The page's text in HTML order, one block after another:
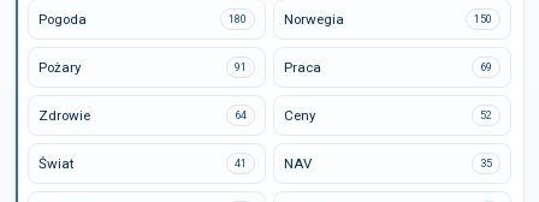
Pogoda 180 Norwegia 150
Pożary 91 Praca 69
Zdrowie 64 Ceny 52
Świat 41 NAV 35